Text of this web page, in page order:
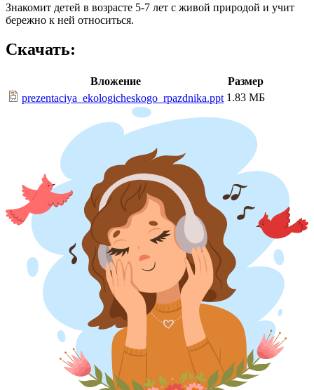
Знакомит детей в возрасте 5-7 лет с живой природой и учит
бережно к ней относиться.
Скачать:
Вложение
Размер
prezentaciya_ekologicheskogo_rpazdnika.ppt 1.83 МБ